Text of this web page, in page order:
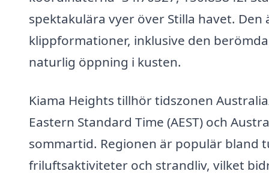
spektakulära vyer över Stilla havet.
klippformationer, inklusive den
naturlig öppning i kusten.
Kiama Heights tillhör tidszonen
Eastern Standard Time (AEST) och
sommartid. Regionen är populär bland
friluftsaktiviteter och strandliv, vilket